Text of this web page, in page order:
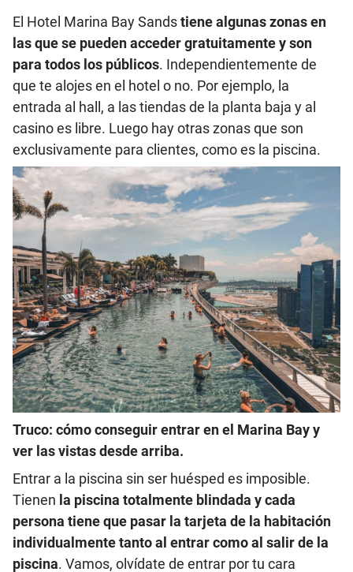
El Hotel Marina Bay Sandstiene algunas zonas en
las que se pueden acceder gratuitamente y son
para todos los públicos. Independientemente de
que te alojes en el hotel o no. Por ejemplo, la
entrada al hall, a las tiendas de la planta baja y al
casino es libre. Luego hay otras zonas que son
exclusivamente para clientes, como es la piscina.
Truco: cómo conseguir entrar en el Marina Bay y
ver las vistas desde arriba.
Entrar a la piscina sin ser huésped es imposible.
Tienen la piscina totalmente blindada y cada
persona tiene que pasar la tarjeta de la habitación
individualmente tanto al entrar como al salir de la
piscina. Vamos, olvídate de entrar por tu cara